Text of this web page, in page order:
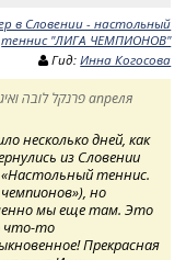
в Словении - настольный
теннис "ЛИГА ЧЕМПИОНОВ"
Гид:Инна Когосова
несколько дней, как
из Словении
теннис.
но
мы еще там. Это
что-то
Прекрасная